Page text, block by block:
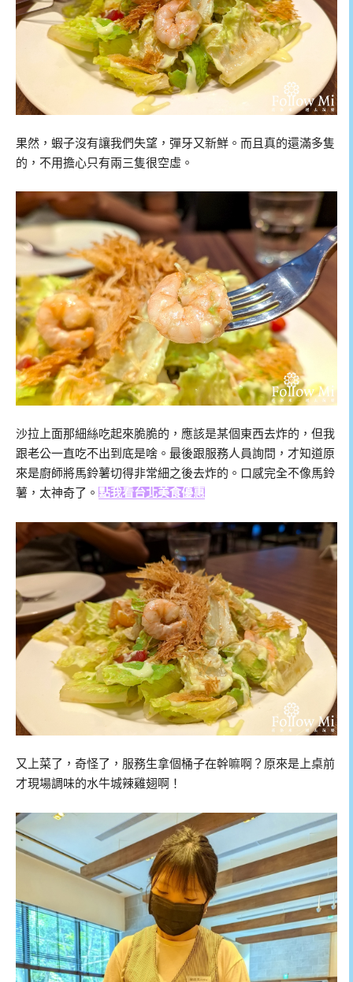
果然，蝦子沒有讓我們失望，彈牙又新鮮。而且真的還滿多隻
的，不用擔心只有兩三隻很空虛。
沙拉上面那細絲吃起來脆脆的，應該是某個東西去炸的，但我
跟老公一直吃不出到底是啥。最後跟服務人員詢問，才知道原
來是廚師將馬鈴薯切得非常細之後去炸的。口感完全不像馬鈴
薯，太神奇了。 點我看台北美食優惠
又上菜了，奇怪了，服務生拿個桶子在幹嘛啊？原來是上桌前
才現場調味的水牛城辣雞翅啊！